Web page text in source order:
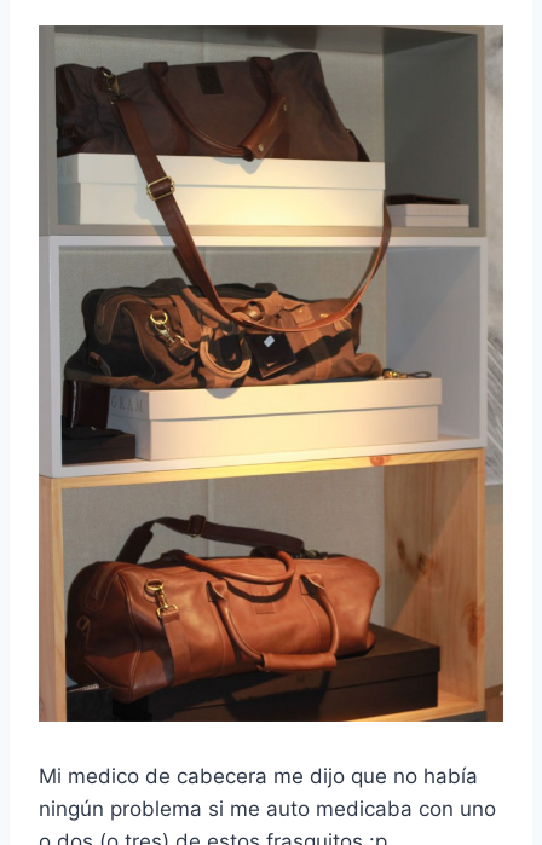
Mi medico de cabecera me dijo que no había
ningún problema si me auto medicaba con uno